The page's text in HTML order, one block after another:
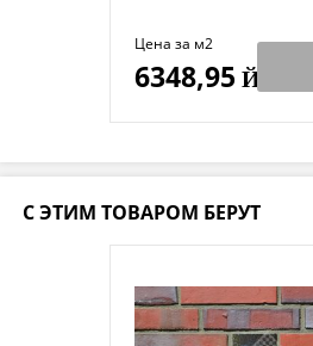
Цена за м2
6348,95 Й
С ЭТИМ ТОВАРОМ БЕРУТ